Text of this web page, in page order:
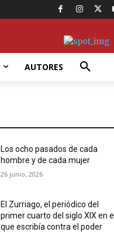
AUTORES
Los ocho pasados de cada
hombre y de cada mujer
26 junio, 2026
El Zurriago, el periódico del
primer cuarto del siglo XIX en el
que escribía contra el poder